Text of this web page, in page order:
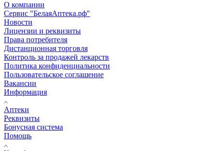
О компании
Сервис "БелаяАптека.рф"
Новости
Лицензии и реквизиты
Права потребителя
Дистанционная торговля
Контроль за продажей лекарств
Политика конфиденциальности
Пользовательское соглашение
Вакансии
Информация
Аптеки
Реквизиты
Бонусная система
Помощь